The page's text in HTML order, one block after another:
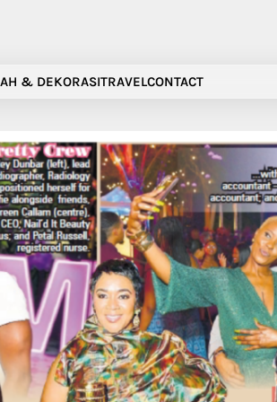
& DEKORASITRAVELCONTACT